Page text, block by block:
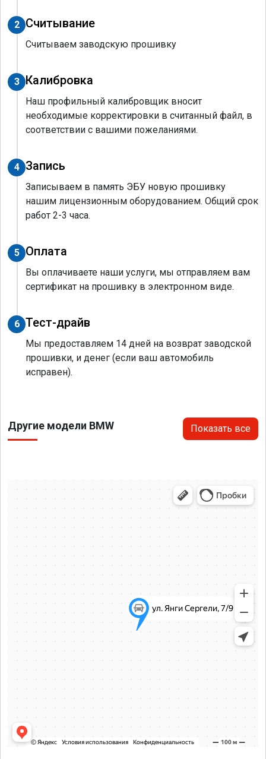
2 Считывание
Считываем заводскую прошивку
3 Калибровка
Наш профильный калибровщик вносит
необходимые корректировки в считанный файл, в
соответствии с вашими пожеланиями.
4 Запись
Записываем в память ЭБУ новую прошивку
нашим лицензионным оборудованием. Общий срок
работ 2-3 часа.
5 Оплата
Вы оплачиваете наши услуги, мы отправляем вам
сертификат на прошивку в электронном виде.
6 Тест-драйв
Мы предоставляем 14 дней на возврат заводской
прошивки, и денег (если ваш автомобиль
исправен).
Другие модели BMW Показать все